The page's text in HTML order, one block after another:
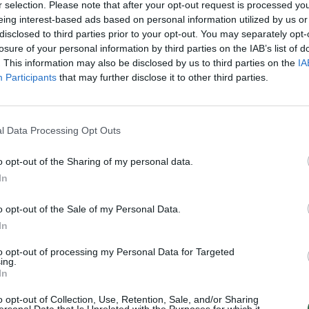
selection. Please note that after your opt-out request is processed
interest-based ads based on personal information utilized by us
to third parties prior to your opt-out. You may separately
of your personal information by third parties on the IAB’s list of
This information may also be disclosed by us to third parties on the
Participants that may further disclose it to other third parties.
Data Processing Opt Outs
opt-out of the Sharing of my personal data.
opt-out of the Sale of my Personal Data.
opt-out of processing my Personal Data for Targeted
opt-out of Collection, Use, Retention, Sale, and/or Sharing
Vilmorus Konservatoriai
Visi įrašai
į
„Žinios“ 2026-08-08
klausimų: du pastebėti virš karinės bazės
K.